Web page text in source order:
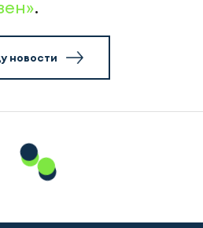
.
новости